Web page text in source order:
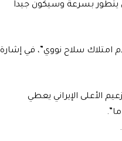
يتطور بسرعة وسيكون جيداً
امتلاك سلاح نووي”، في إشارة
الأعلى الإيراني يعطي